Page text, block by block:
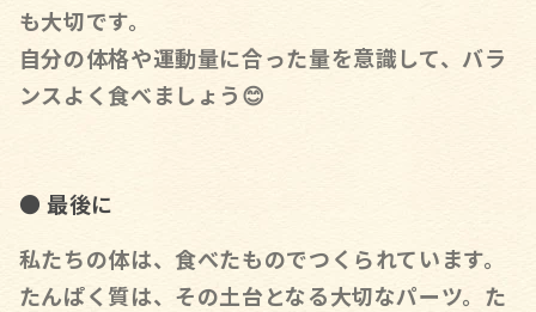
も大切です。
自分の体格や運動量に合った量を意識して、バラ
ンスよく食べましょう😊
● 最後に
私たちの体は、食べたものでつくられています。
たんぱく質は、その土台となる大切なパーツ。 た